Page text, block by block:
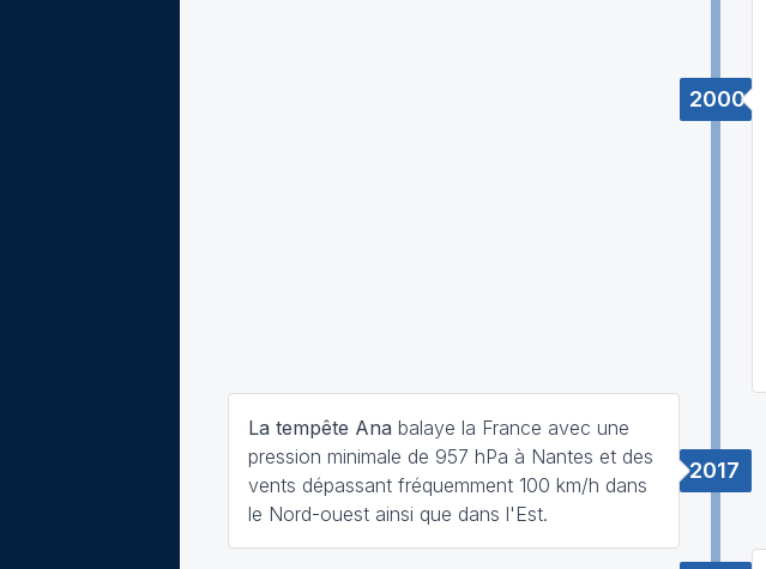
2000
2017
La tempête Ana balaye la France avec une
pression minimale de 957 hPa à Nantes et des
vents dépassant fréquemment 100 km/h dans
le Nord-ouest ainsi que dans l'Est.